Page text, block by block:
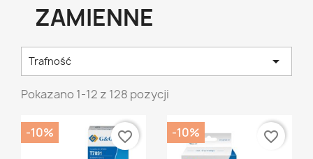
ZAMIENNE
Trafność 
Pokazano 1-12 z 128 pozycji
-10% favorite_border -10% favorite_border